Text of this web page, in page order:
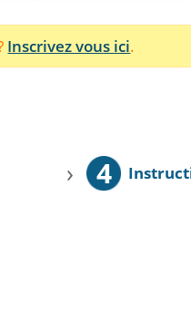
Inscrivez vous ici.
› 4